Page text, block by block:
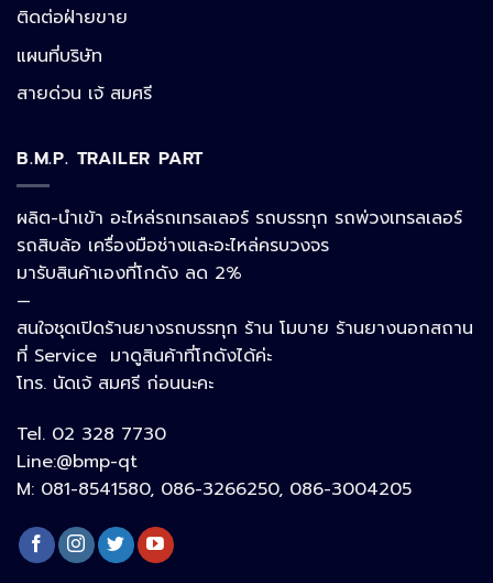
ติดต่อฝ่ายขาย
แผนที่บริษัท
สายด่วน เจ้ สมศรี
B.M.P. TRAILER PART
ผลิต-นำเข้า อะไหล่รถเทรลเลอร์ รถบรรทุก รถพ่วงเทรลเลอร์
รถสิบล้อ เครื่องมือช่างและอะไหล่ครบวงจร
มารับสินค้าเองที่โกดัง ลด 2%
—
สนใจชุดเปิดร้านยางรถบรรทุก ร้าน โมบาย ร้านยางนอกสถาน
ที่ Service มาดูสินค้าที่โกดังได้ค่ะ
โทร. นัดเจ้ สมศรี ก่อนนะคะ
Tel. 02 328 7730
Line:@bmp-qt
M: 081-8541580, 086-3266250, 086-3004205